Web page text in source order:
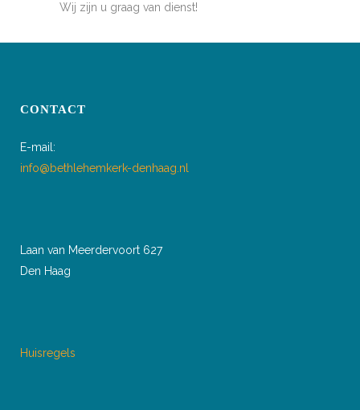
Wij zijn u graag van dienst!
CONTACT
E-mail:
info@bethlehemkerk-denhaag.nl
Laan van Meerdervoort 627
Den Haag
Huisregels